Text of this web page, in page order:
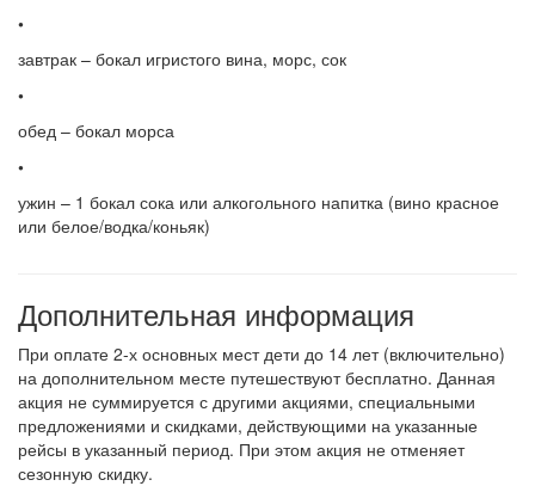
•
завтрак – бокал игристого вина, морс, сок
•
обед – бокал морса
•
ужин – 1 бокал сока или алкогольного напитка (вино красное
или белое/водка/коньяк)
Дополнительная информация
При оплате 2-х основных мест дети до 14 лет (включительно)
на дополнительном месте путешествуют бесплатно. Данная
акция не суммируется с другими акциями, специальными
предложениями и скидками, действующими на указанные
рейсы в указанный период. При этом акция не отменяет
сезонную скидку.